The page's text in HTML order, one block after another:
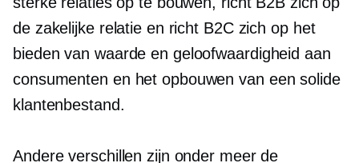
de zakelijke relatie en richt B2C zich op het
bieden van waarde en geloofwaardigheid aan
consumenten en het opbouwen van een solide
klantenbestand.
Andere verschillen zijn onder meer de